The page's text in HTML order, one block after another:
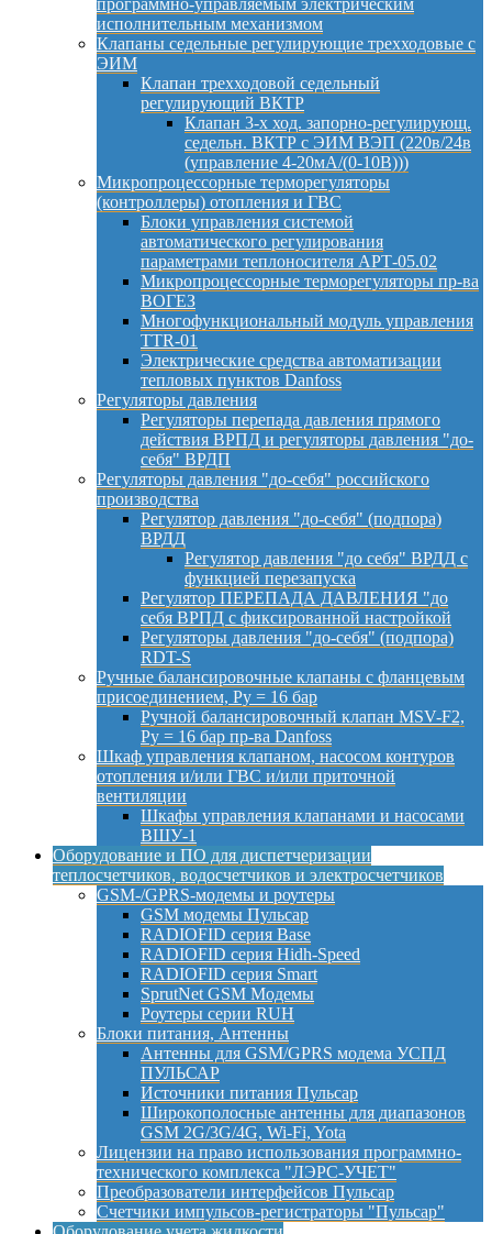
исполнительным механизмом
Клапаны седельные регулирующие трехходовые с
ЭИМ
Клапан трехходовой седельный
регулирующий ВКТР
Клапан 3-х ход. запорно-регулирующ.
седельн. ВКТР с ЭИМ ВЭП (220в/24в
(управление 4-20мА/(0-10В)))
Микропроцессорные терморегуляторы
(контроллеры) отопления и ГВС
Блоки управления системой
автоматического регулирования
параметрами теплоносителя АРТ-05.02
Микропроцессорные терморегуляторы пр-ва
ВОГЕЗ
Многофункциональный модуль управления
TTR-01
Электрические средства автоматизации
тепловых пунктов Danfoss
Регуляторы давления
Регуляторы перепада давления прямого
действия ВРПД и регуляторы давления "до-
себя" ВРДП
Регуляторы давления "до-себя" российского
производства
Регулятор давления "до-себя" (подпора)
ВРДД
Регулятор давления "до себя" ВРДД с
функцией перезапуска
Регулятор ПЕРЕПАДА ДАВЛЕНИЯ "до
себя ВРПД с фиксированной настройкой
Регуляторы давления "до-себя" (подпора)
RDT-S
Ручные балансировочные клапаны с фланцевым
присоединением, Py = 16 бар
Ручной балансировочный клапан MSV-F2,
Py = 16 бар пр-ва Danfoss
Шкаф управления клапаном, насосом контуров
отопления и/или ГВС и/или приточной
вентиляции
Шкафы управления клапанами и насосами
ВШУ-1
Оборудование и ПО для диспетчеризации
теплосчетчиков, водосчетчиков и электросчетчиков
GSM-/GPRS-модемы и роутеры
GSM модемы Пульсар
RADIOFID серия Base
RADIOFID серия Hidh-Speed
RADIOFID серия Smart
SprutNet GSM Модемы
Роутеры серии RUH
Блоки питания, Антенны
Антенны для GSM/GPRS модема УСПД
ПУЛЬСАР
Источники питания Пульсар
Широкополосные антенны для диапазонов
GSM 2G/3G/4G, Wi-Fi, Yota
Лицензии на право использования программно-
технического комплекса "ЛЭРС-УЧЕТ"
Преобразователи интерфейсов Пульсар
Счетчики импульсов-регистраторы "Пульсар"